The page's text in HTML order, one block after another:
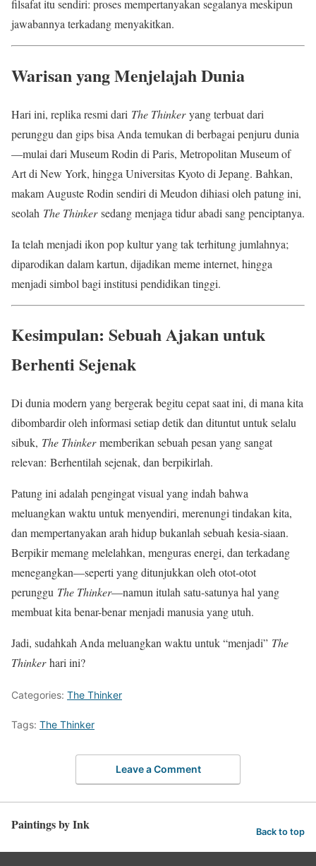
filsafat itu sendiri: proses mempertanyakan segalanya meskipun
jawabannya terkadang menyakitkan.
Warisan yang Menjelajah Dunia
Hari ini, replika resmi dari The Thinkeryang terbuat dari
perunggu dan gips bisa Anda temukan di berbagai penjuru dunia
—mulai dari Museum Rodin di Paris, Metropolitan Museum of
Art di New York, hingga Universitas Kyoto di Jepang. Bahkan,
makam Auguste Rodin sendiri di Meudon dihiasi oleh patung ini,
seolah The Thinkersedang menjaga tidur abadi sang penciptanya.
Ia telah menjadi ikon pop kultur yang tak terhitung jumlahnya;
diparodikan dalam kartun, dijadikan meme internet, hingga
menjadi simbol bagi institusi pendidikan tinggi.
Kesimpulan: Sebuah Ajakan untuk
Berhenti Sejenak
Di dunia modern yang bergerak begitu cepat saat ini, di mana kita
dibombardir oleh informasi setiap detik dan dituntut untuk selalu
sibuk, The Thinkermemberikan sebuah pesan yang sangat
relevan: Berhentilah sejenak, dan berpikirlah.
Patung ini adalah pengingat visual yang indah bahwa
meluangkan waktu untuk menyendiri, merenungi tindakan kita,
dan mempertanyakan arah hidup bukanlah sebuah kesia-siaan.
Berpikir memang melelahkan, menguras energi, dan terkadang
menegangkan—seperti yang ditunjukkan oleh otot-otot
perunggu The Thinker—namun itulah satu-satunya hal yang
membuat kita benar-benar menjadi manusia yang utuh.
Jadi, sudahkah Anda meluangkan waktu untuk “menjadi” The
Thinkerhari ini?
Categories: The Thinker
Tags: The Thinker
Leave a Comment
Paintings by Ink Back to top